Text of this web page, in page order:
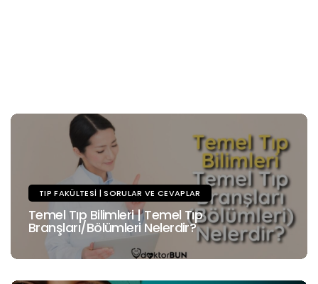
TIP FAKÜLTESI | SORULAR VE CEVAPLAR
Temel Tıp Bilimleri | Temel Tıp
Branşları/Bölümleri Nelerdir?